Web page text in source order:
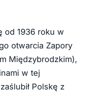
od 1936 roku w
otwarcia Zapory
Międzybrodzkim),
w tej
Polskę z